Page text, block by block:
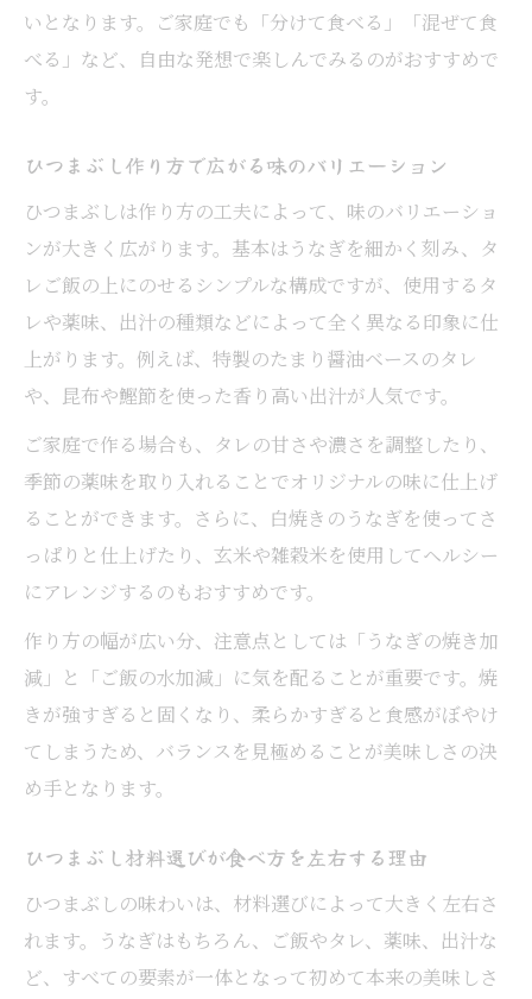
いとなります。ご家庭でも「分けて食べる」「混ぜて食
べる」など、自由な発想で楽しんでみるのがおすすめで
す。
ひつまぶし作り方で広がる味のバリエーション
ひつまぶしは作り方の工夫によって、味のバリエーショ
ンが大きく広がります。基本はうなぎを細かく刻み、タ
レご飯の上にのせるシンプルな構成ですが、使用するタ
レや薬味、出汁の種類などによって全く異なる印象に仕
上がります。例えば、特製のたまり醤油ベースのタレ
や、昆布や鰹節を使った香り高い出汁が人気です。
ご家庭で作る場合も、タレの甘さや濃さを調整したり、
季節の薬味を取り入れることでオリジナルの味に仕上げ
ることができます。さらに、白焼きのうなぎを使ってさ
っぱりと仕上げたり、玄米や雑穀米を使用してヘルシー
にアレンジするのもおすすめです。
作り方の幅が広い分、注意点としては「うなぎの焼き加
減」と「ご飯の水加減」に気を配ることが重要です。焼
きが強すぎると固くなり、柔らかすぎると食感がぼやけ
てしまうため、バランスを見極めることが美味しさの決
め手となります。
ひつまぶし材料選びが食べ方を左右する理由
ひつまぶしの味わいは、材料選びによって大きく左右さ
れます。うなぎはもちろん、ご飯やタレ、薬味、出汁な
ど、すべての要素が一体となって初めて本来の美味しさ